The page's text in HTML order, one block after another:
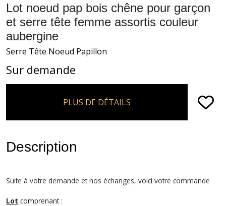
Lot noeud pap bois chêne pour garçon
et serre tête femme assortis couleur
aubergine
Serre Tête Noeud Papillon
Sur demande
PLUS DE DÉTAILS
Description
Suite à votre demande et nos échanges, voici votre commande
Lot comprenant :